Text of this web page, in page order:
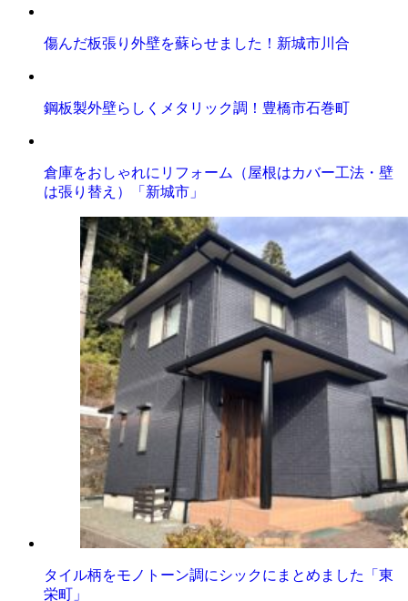
傷んだ板張り外壁を蘇らせました！新城市川合
鋼板製外壁らしくメタリック調！豊橋市石巻町
倉庫をおしゃれにリフォーム（屋根はカバー工法・壁
は張り替え）「新城市」
タイル柄をモノトーン調にシックにまとめました「東
栄町」